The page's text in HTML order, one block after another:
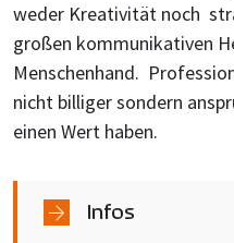
weder Kreativität noch
großen kommunikativen
Menschenhand.
nicht billiger sondern
einen Wert haben.
Infos